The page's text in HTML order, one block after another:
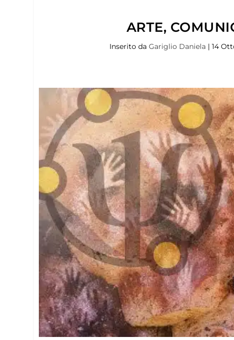
ARTE,
Inserito daGariglio Daniela |14